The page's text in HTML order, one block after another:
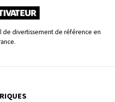
de divertissement de référence en